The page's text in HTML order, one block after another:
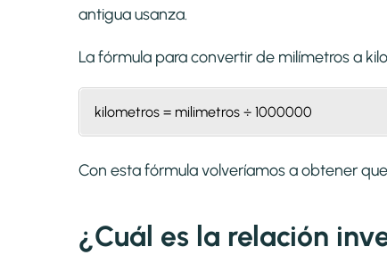
antigua usanza.
La fórmula para convertir de milímetros a
kilometros = milimetros ÷ 1000000
Con esta fórmula volveríamos a obtener
¿Cuál es la relación